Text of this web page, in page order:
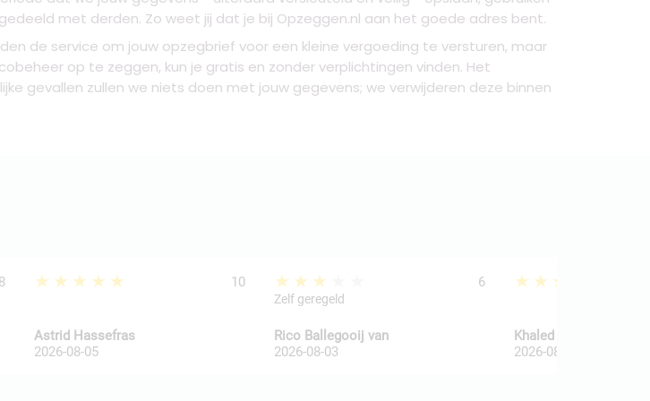
met derden. Zo weet jij dat je bij Opzeggen.nl aan het goede adres bent.
de service om jouw opzegbrief voor een kleine vergoeding te versturen, maar
op te zeggen, kun je gratis en zonder verplichtingen vinden. Het
gevallen zullen we niets doen met jouw gegevens; we verwijderen deze binnen
8 ★★★★★ 10
Astrid Hassefras
2026-08-05
★★★★★ 6
Zelf geregeld
Rico Ballegooij van
2026-08-03
★★★★★
Khaled Al Wakaa
2026-08-03